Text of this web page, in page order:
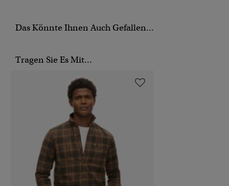
Das Könnte Ihnen Auch Gefallen...
Tragen Sie Es Mit...